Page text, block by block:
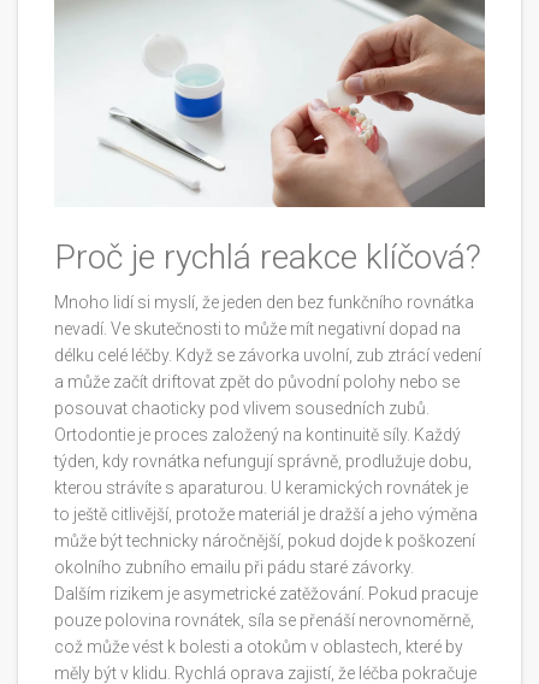
Proč je rychlá reakce klíčová?
Mnoho lidí si myslí, že jeden den bez funkčního rovnátka
nevadí. Ve skutečnosti to může mít negativní dopad na
délku celé léčby. Když se závorka uvolní, zub ztrácí vedení
a může začít driftovat zpět do původní polohy nebo se
posouvat chaoticky pod vlivem sousedních zubů.
Ortodontie je proces založený na kontinuitě síly. Každý
týden, kdy rovnátka nefungují správně, prodlužuje dobu,
kterou strávíte s aparaturou. U keramických rovnátek je
to ještě citlivější, protože materiál je dražší a jeho výměna
může být technicky náročnější, pokud dojde k poškození
okolního zubního emailu při pádu staré závorky.
Dalším rizikem je asymetrické zatěžování. Pokud pracuje
pouze polovina rovnátek, síla se přenáší nerovnoměrně,
což může vést k bolesti a otokům v oblastech, které by
měly být v klidu. Rychlá oprava zajistí, že léčba pokračuje